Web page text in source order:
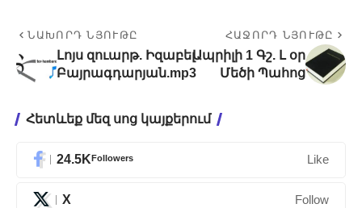
ՆԱԽՈՐԴ ՆՅՈՒԹԸ
Լոյս զուարթ. Իզաբել
Բայրագդարյան.mp3
ՀԱՋՈՐԴ ՆՅՈՒԹԸ
Ապրիլի 1 Գշ. Լ օր
Մեծի Պահոց
Հետևեք մեզ սոց կայքերում
24.5KFollowers Like
X Follow